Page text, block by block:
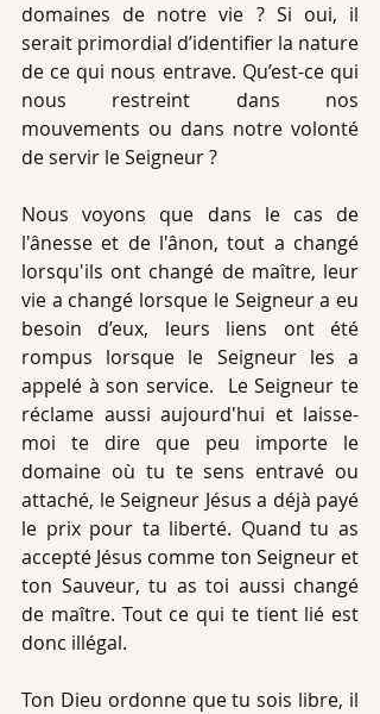
domaines de notre vie ? Si oui, il
serait primordial d’identifier la nature
de ce qui nous entrave. Qu’est-ce qui
nous restreint dans nos
mouvements ou dans notre volonté
de servir le Seigneur ?
Nous voyons que dans le cas de
l'ânesse et de l'ânon, tout a changé
lorsqu'ils ont changé de maître, leur
vie a changé lorsque le Seigneur a eu
besoin d’eux, leurs liens ont été
rompus lorsque le Seigneur les a
appelé à son service.  Le Seigneur te
réclame aussi aujourd'hui et laisse-
moi te dire que peu importe le
domaine où tu te sens entravé ou
attaché, le Seigneur Jésus a déjà payé
le prix pour ta liberté. Quand tu as
accepté Jésus comme ton Seigneur et
ton Sauveur, tu as toi aussi changé
de maître. Tout ce qui te tient lié est
donc illégal.
Ton Dieu ordonne que tu sois libre, il